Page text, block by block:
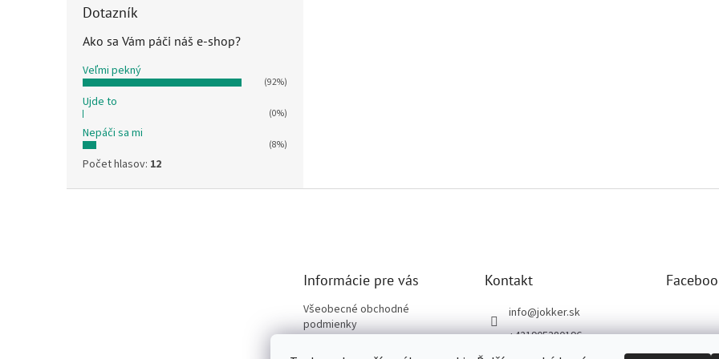
Dotazník
Ako sa Vám páči náš e-shop?
Veľmi pekný
(92%)
Ujde to
(0%)
Nepáči sa mi
(8%)
Počet hlasov: 12
Informácie pre vás
Všeobecné obchodné
podmienky
Kontakt
info@jokker.sk
+421905380196